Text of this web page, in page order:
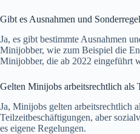
Gibt es Ausnahmen und
Ja, es gibt bestimmte Ausnahmen
Minijobber, wie zum Beispiel die
Minijobber, die ab 2022 eingeführt
Gelten Minijobs arbeitsrechtlich als
Ja, Minijobs gelten arbeitsrechtlich
Teilzeitbeschäftigungen, aber
es eigene Regelungen.